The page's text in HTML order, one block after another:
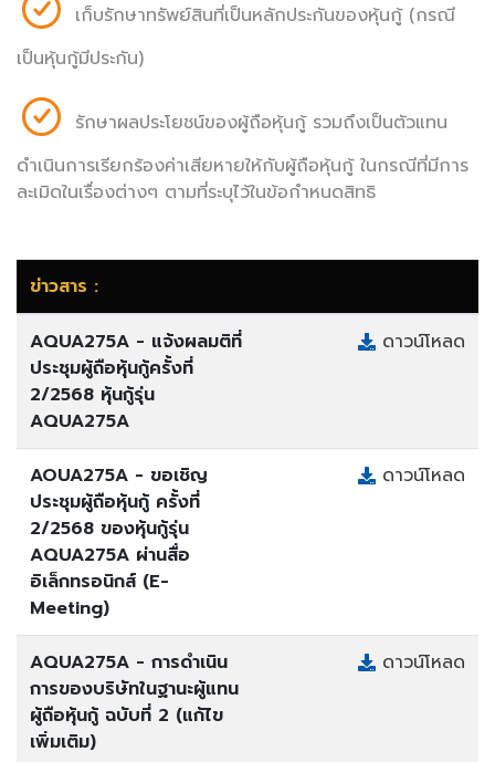
เก็บรักษาทรัพย์สินที่เป็นหลักประกันของหุ้นกู้ (กรณี
เป็นหุ้นกู้มีประกัน)
รักษาผลประโยชน์ของผู้ถือหุ้นกู้ รวมถึงเป็นตัวแทน
ดำเนินการเรียกร้องค่าเสียหายให้กับผู้ถือหุ้นกู้ ในกรณีที่มีการ
ละเมิดในเรื่องต่างๆ ตามที่ระบุไว้ในข้อกำหนดสิทธิ
ข่าวสาร :
AQUA275A - แจ้งผลมติที่
ประชุมผู้ถือหุ้นกู้ครั้งที่
2/2568 หุ้นกู้รุ่น
AQUA275A
ดาวน์โหลด
AOUA275A - ขอเชิญ
ประชุมผู้ถือหุ้นกู้ ครั้งที่
2/2568 ของหุ้นกู้รุ่น
AQUA275A ผ่านสื่อ
อิเล็กทรอนิกส์ (E-
Meeting)
ดาวน์โหลด
AQUA275A - การดำเนิน
การของบริษัทในฐานะผู้แทน
ผู้ถือหุ้นกู้ ฉบับที่ 2 (แก้ไข
เพิ่มเติม)
ดาวน์โหลด